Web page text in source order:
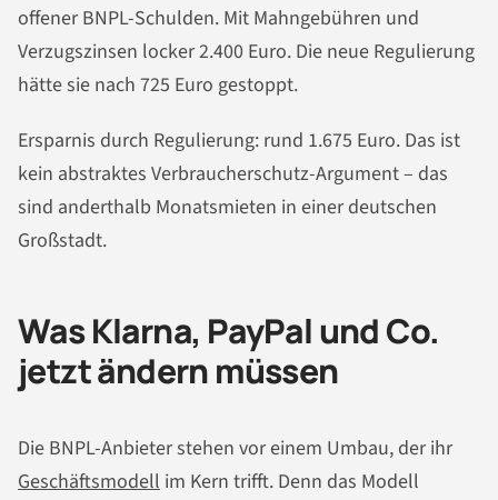
offener BNPL-Schulden. Mit Mahngebühren und
Verzugszinsen locker 2.400 Euro. Die neue Regulierung
hätte sie nach 725 Euro gestoppt.
Ersparnis durch Regulierung: rund 1.675 Euro. Das ist
kein abstraktes Verbraucherschutz-Argument – das
sind anderthalb Monatsmieten in einer deutschen
Großstadt.
Was Klarna, PayPal und Co.
jetzt ändern müssen
Die BNPL-Anbieter stehen vor einem Umbau, der ihr
Geschäftsmodell im Kern trifft. Denn das Modell